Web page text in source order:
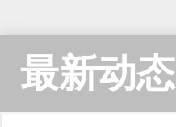
最新动态